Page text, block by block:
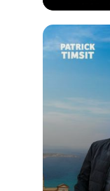
PALME
Réalisé